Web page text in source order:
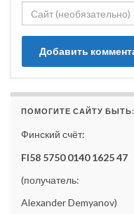
ПОМОГИТЕ САЙТУ БЫТЬ:
Финский счёт:
FI58 5750 0140 1625 47
(получатель:
Alexander Demyanov)